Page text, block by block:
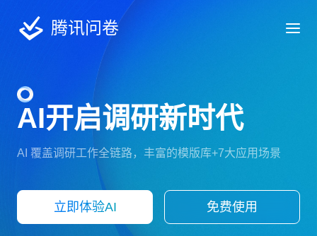
腾讯问卷
AI开启调研新时代
AI 覆盖调研工作全链路，丰富的模版库+7大应用场景
立即体验AI 免费使用